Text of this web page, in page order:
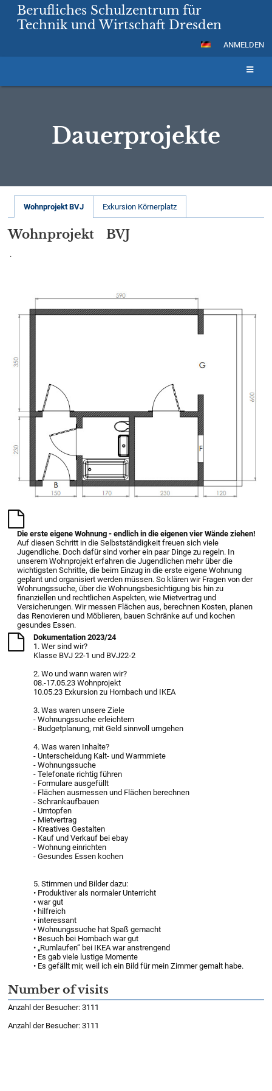
Berufliches Schulzentrum für
Technik und Wirtschaft Dresden
ANMELDEN
Dauerprojekte
Dauerprojekte
Wohnprojekt BVJ Exkursion Körnerplatz
Wohnprojekt BVJ
.
Die erste eigene Wohnung - endlich in die eigenen vier Wände ziehen!
Auf diesen Schritt in die Selbstständigkeit freuen sich viele
Jugendliche. Doch dafür sind vorher ein paar Dinge zu regeln. In
unserem Wohnprojekt erfahren die Jugendlichen mehr über die
wichtigsten Schritte, die beim Einzug in die erste eigene Wohnung
geplant und organisiert werden müssen. So klären wir Fragen von der
Wohnungssuche, über die Wohnungsbesichtigung bis hin zu
finanziellen und rechtlichen Aspekten, wie Mietvertrag und
Versicherungen. Wir messen Flächen aus, berechnen Kosten, planen
das Renovieren und Möblieren, bauen Schränke auf und kochen
gesundes Essen.
Dokumentation 2023/24
1. Wer sind wir?
Klasse BVJ 22-1 und BVJ22-2
2. Wo und wann waren wir?
08.-17.05.23 Wohnprojekt
10.05.23 Exkursion zu Hornbach und IKEA
3. Was waren unsere Ziele
- Wohnungssuche erleichtern
- Budgetplanung, mit Geld sinnvoll umgehen
4. Was waren Inhalte?
- Unterscheidung Kalt- und Warmmiete
- Wohnungssuche
- Telefonate richtig führen
- Formulare ausgefüllt
- Flächen ausmessen und Flächen berechnen
- Schrankaufbauen
- Umtopfen
- Mietvertrag
- Kreatives Gestalten
- Kauf und Verkauf bei ebay
- Wohnung einrichten
- Gesundes Essen kochen
5. Stimmen und Bilder dazu:
• Produktiver als normaler Unterricht
• war gut
• hilfreich
• interessant
• Wohnungssuche hat Spaß gemacht
• Besuch bei Hornbach war gut
• „Rumlaufen“ bei IKEA war anstrengend
• Es gab viele lustige Momente
• Es gefällt mir, weil ich ein Bild für mein Zimmer gemalt habe.
Number of visits
Anzahl der Besucher: 3111
Anzahl der Besucher: 3111